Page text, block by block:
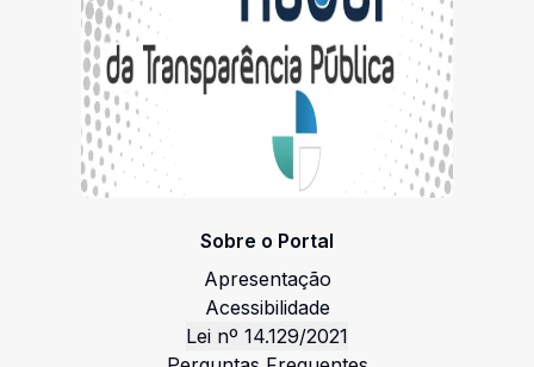
Sobre o Portal
Apresentação
Acessibilidade
Lei nº 14.129/2021